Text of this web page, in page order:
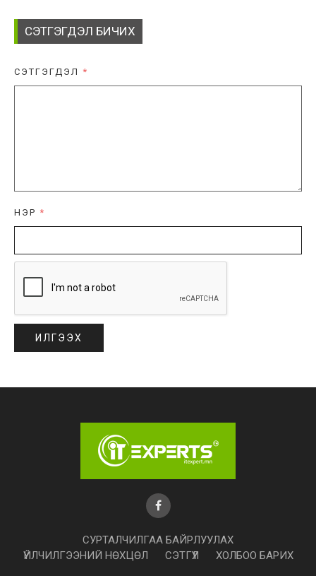
СЭТГЭГДЭЛ БИЧИХ
СЭТГЭГДЭЛ *
НЭР *
СУРТАЛЧИЛГАА БАЙРЛУУЛАХ
ҮЙЛЧИЛГЭЭНИЙ НӨХЦӨЛ
СЭТГҮҮЛ ХОЛБОО БАРИХ